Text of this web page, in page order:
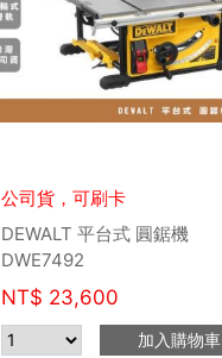
公司貨，可刷卡
DEWALT 平台式 圓鋸機
DWE7492
NT$ 23,600
加入購物車